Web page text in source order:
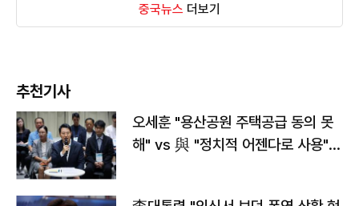
중국뉴스 더보기
추천기사
오세훈 "용산공원 주택공급 동의 못
해" vs 與 "정치적 어젠다로 사용"